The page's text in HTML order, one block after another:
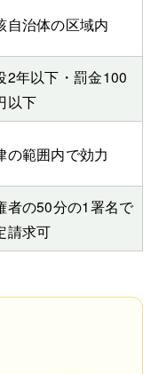
自治体の区域内
2年以下・罰金100
以下
の範囲内で効力
者の50分の1署名で
請求可